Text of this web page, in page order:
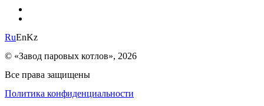
RuEnKz
© «Завод паровых котлов», 2026
Все права защищены
Политика конфиденциальности